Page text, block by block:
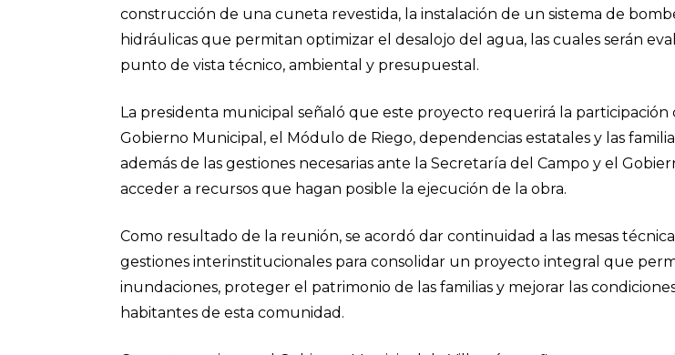
construcción de una cuneta revestida, la instalación de un sistema de
hidráulicas que permitan optimizar el desalojo del agua, las cuales serán
punto de vista técnico, ambiental y presupuestal.
La presidenta municipal señaló que este proyecto requerirá la participación
Gobierno Municipal, el Módulo de Riego, dependencias estatales y las
además de las gestiones necesarias ante la Secretaría del Campo y el
acceder a recursos que hagan posible la ejecución de la obra.
Como resultado de la reunión, se acordó dar continuidad a las mesas
gestiones interinstitucionales para consolidar un proyecto integral que
inundaciones, proteger el patrimonio de las familias y mejorar las
habitantes de esta comunidad.